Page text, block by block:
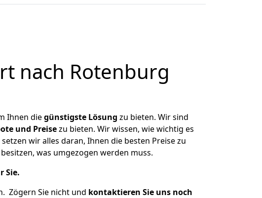
nach Rotenburg
Ihnen diegünstigste Lösung zu bieten. Wir sind
und Preisezu bieten. Wir wissen, wie wichtig es
wir alles daran, Ihnen die besten Preise zu
was umgezogen werden muss.
Sie.
Zögern Sie nicht und kontaktieren Sie uns noch